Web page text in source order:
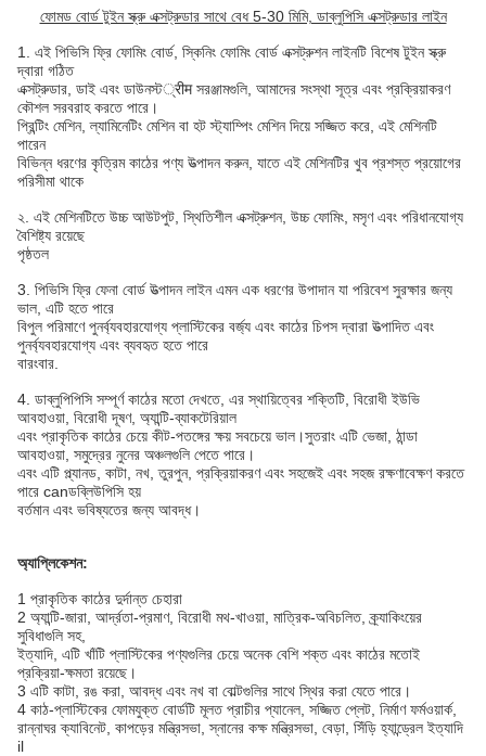
ফোমড বোর্ড টুইন স্ক্রু এক্সট্রুডার সাথে বেধ 5-30 মিমি, ডাব্লুপিসি এক্সট্রুডার লাইন
1. এই পিভিসি ফ্রি ফোমিং বোর্ড, স্কিনিং ফোমিং বোর্ড এক্সট্রুশন লাইনটি বিশেষ টুইন স্ক্রু
দ্বারা গঠিত
এক্সট্রুডার, ডাই এবং ডাউনস্ট्रीम সরঞ্জামগুলি, আমাদের সংস্থা সূত্র এবং প্রক্রিয়াকরণ
কৌশল সরবরাহ করতে পারে।
প্রিন্টিং মেশিন, ল্যামিনেটিং মেশিন বা হট স্ট্যাম্পিং মেশিন দিয়ে সজ্জিত করে, এই মেশিনটি
পারেন
বিভিন্ন ধরণের কৃত্রিম কাঠের পণ্য উত্পাদন করুন, যাতে এই মেশিনটির খুব প্রশস্ত প্রয়োগের
পরিসীমা থাকে
২. এই মেশিনটিতে উচ্চ আউটপুট, স্থিতিশীল এক্সট্রুশন, উচ্চ ফোমিং, মসৃণ এবং পরিধানযোগ্য
বৈশিষ্ট্য রয়েছে
পৃষ্ঠতল
3. পিভিসি ফ্রি ফেনা বোর্ড উত্পাদন লাইন এমন এক ধরণের উপাদান যা পরিবেশ সুরক্ষার জন্য
ভাল, এটি হতে পারে
বিপুল পরিমাণে পুনর্ব্যবহারযোগ্য প্লাস্টিকের বর্জ্য এবং কাঠের চিপস দ্বারা উত্পাদিত এবং
পুনর্ব্যবহারযোগ্য এবং ব্যবহৃত হতে পারে
বারংবার.
4. ডাব্লুপিপিসি সম্পূর্ণ কাঠের মতো দেখতে, এর স্থায়িত্বের শক্তিটি, বিরোধী ইউভি
আবহাওয়া, বিরোধী দূষণ, অ্যান্টি-ব্যাকটেরিয়াল
এবং প্রাকৃতিক কাঠের চেয়ে কীট-পতঙ্গের ক্ষয় সবচেয়ে ভাল।সুতরাং এটি ভেজা, ঠান্ডা
আবহাওয়া, সমুদ্রের নুনের অঞ্চলগুলি পেতে পারে।
এবং এটি প্ল্যানড, কাটা, নখ, তুরপুন, প্রক্রিয়াকরণ এবং সহজেই এবং সহজ রক্ষণাবেক্ষণ করতে
পারে canডব্লিউপিসি হয়
বর্তমান এবং ভবিষ্যতের জন্য আবদ্ধ।
অ্যাপ্লিকেশন:
1 প্রাকৃতিক কাঠের দুর্দান্ত চেহারা
2 অ্যান্টি-জারা, আর্দ্রতা-প্রমাণ, বিরোধী মথ-খাওয়া, মাত্রিক-অবিচলিত, ক্র্যাকিংয়ের
সুবিধাগুলি সহ,
ইত্যাদি, এটি খাঁটি প্লাস্টিকের পণ্যগুলির চেয়ে অনেক বেশি শক্ত এবং কাঠের মতোই
প্রক্রিয়া-ক্ষমতা রয়েছে।
3 এটি কাটা, রঙ করা, আবদ্ধ এবং নখ বা বোল্টগুলির সাথে স্থির করা যেতে পারে।
4 কাঠ-প্লাস্টিকের ফোমযুক্ত বোর্ডটি মূলত প্রাচীর প্যানেল, সজ্জিত প্লেট, নির্মাণ ফর্মওয়ার্ক,
রান্নাঘর ক্যাবিনেট, কাপড়ের মন্ত্রিসভা, স্নানের কক্ষ মন্ত্রিসভা, বেড়া, সিঁড়ি হ্যান্ড্রেল ইত্যাদি
il